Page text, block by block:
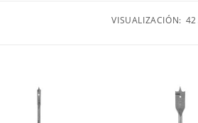
VISUALIZACIÓN: 42